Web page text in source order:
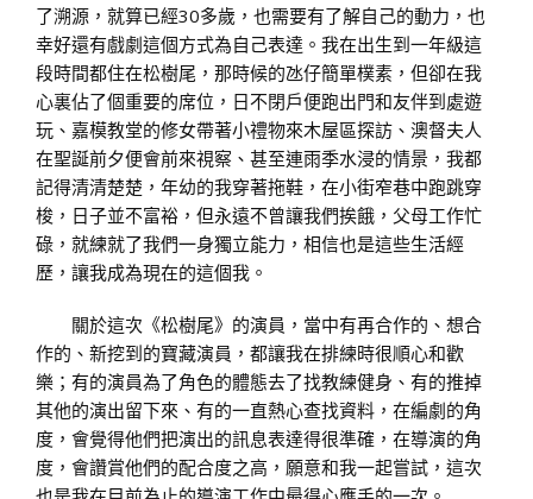
了溯源，就算已經30多歲，也需要有了解自己的動力，也
幸好還有戲劇這個方式為自己表達。我在出生到一年級這
段時間都住在松樹尾，那時候的氹仔簡單樸素，但卻在我
心裏佔了個重要的席位，日不閉戶便跑出門和友伴到處遊
玩、嘉模教堂的修女帶著小禮物來木屋區探訪、澳督夫人
在聖誕前夕便會前來視察、甚至連雨季水浸的情景，我都
記得清清楚楚，年幼的我穿著拖鞋，在小街窄巷中跑跳穿
梭，日子並不富裕，但永遠不曾讓我們挨餓，父母工作忙
碌，就練就了我們一身獨立能力，相信也是這些生活經
歷，讓我成為現在的這個我。
關於這次《松樹尾》的演員，當中有再合作的、想合
作的、新挖到的寶藏演員，都讓我在排練時很順心和歡
樂；有的演員為了角色的體態去了找教練健身、有的推掉
其他的演出留下來、有的一直熱心查找資料，在編劇的角
度，會覺得他們把演出的訊息表達得很準確，在導演的角
度，會讚賞他們的配合度之高，願意和我一起嘗試，這次